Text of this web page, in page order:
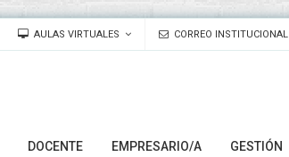
AULAS VIRTUALES CORREO INSTITUCIONAL
DOCENTE EMPRESARIO/A GESTIÓN